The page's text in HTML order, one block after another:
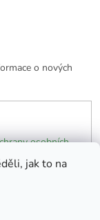
jak to na
o nových
osobních